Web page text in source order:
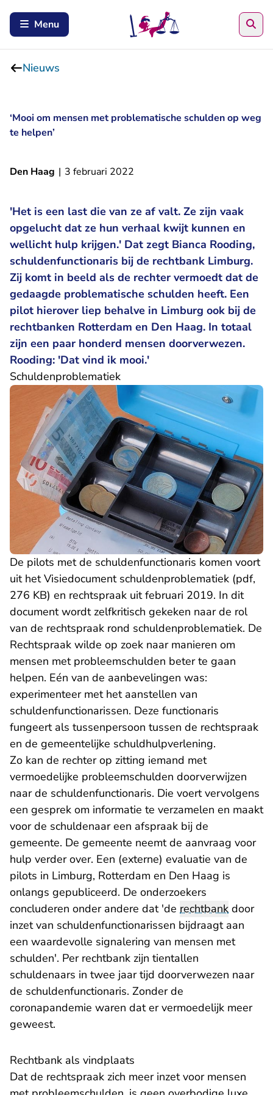
Menu
Nieuws
‘Mooi om mensen met problematische schulden op weg
te helpen’
Den Haag | 3 februari 2022
'Het is een last die van ze af valt. Ze zijn vaak
opgelucht dat ze hun verhaal kwijt kunnen en
wellicht hulp krijgen.' Dat zegt Bianca Rooding,
schuldenfunctionaris bij de rechtbank Limburg.
Zij komt in beeld als de rechter vermoedt dat de
gedaagde problematische schulden heeft. Een
pilot hierover liep behalve in Limburg ook bij de
rechtbanken Rotterdam en Den Haag. In totaal
zijn een paar honderd mensen doorverwezen.
Rooding: 'Dat vind ik mooi.'
Schuldenproblematiek
De pilots met de schuldenfunctionaris komen voort
uit hetVisiedocument schuldenproblematiek (pdf,
276 KB) en rechtspraak uit februari 2019. In dit
document wordt zelfkritisch gekeken naar de rol
van de rechtspraak rond schuldenproblematiek. De
Rechtspraak wilde op zoek naar manieren om
mensen met probleemschulden beter te gaan
helpen. Eén van de aanbevelingen was:
experimenteer met het aanstellen van
schuldenfunctionarissen. Deze functionaris
fungeert als tussenpersoon tussen de rechtspraak
en de gemeentelijke schuldhulpverlening.
Zo kan de rechter op zitting iemand met
vermoedelijke probleemschulden doorverwijzen
naar de schuldenfunctionaris. Die voert vervolgens
een gesprek om informatie te verzamelen en maakt
voor de schuldenaar een afspraak bij de
gemeente. De gemeente neemt de aanvraag voor
hulp verder over. Een (externe) evaluatie van de
pilots in Limburg, Rotterdam en Den Haag is
onlangs gepubliceerd. De onderzoekers
concluderen onder andere dat 'de rechtbank door
inzet van schuldenfunctionarissen bijdraagt aan
een waardevolle signalering van mensen met
schulden'. Per rechtbank zijn tientallen
schuldenaars in twee jaar tijd doorverwezen naar
de schuldenfunctionaris. Zonder de
coronapandemie waren dat er vermoedelijk meer
geweest.
Rechtbank als vindplaats
Dat de rechtspraak zich meer inzet voor mensen